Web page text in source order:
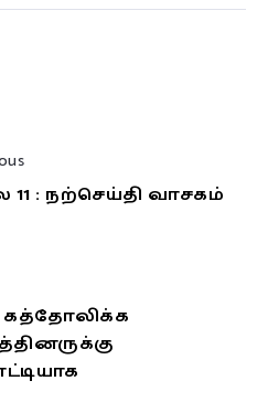
: நற்செய்தி வாசகம்
கத்தோலிக்க